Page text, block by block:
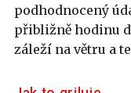
podhodnocený
přibližně hodinu
záleží na větru a